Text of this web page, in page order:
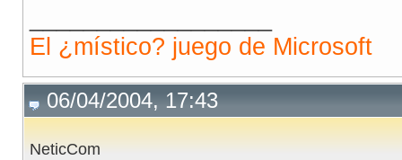
El ¿místico? juego de Microsoft
06/04/2004, 17:43
NeticCom